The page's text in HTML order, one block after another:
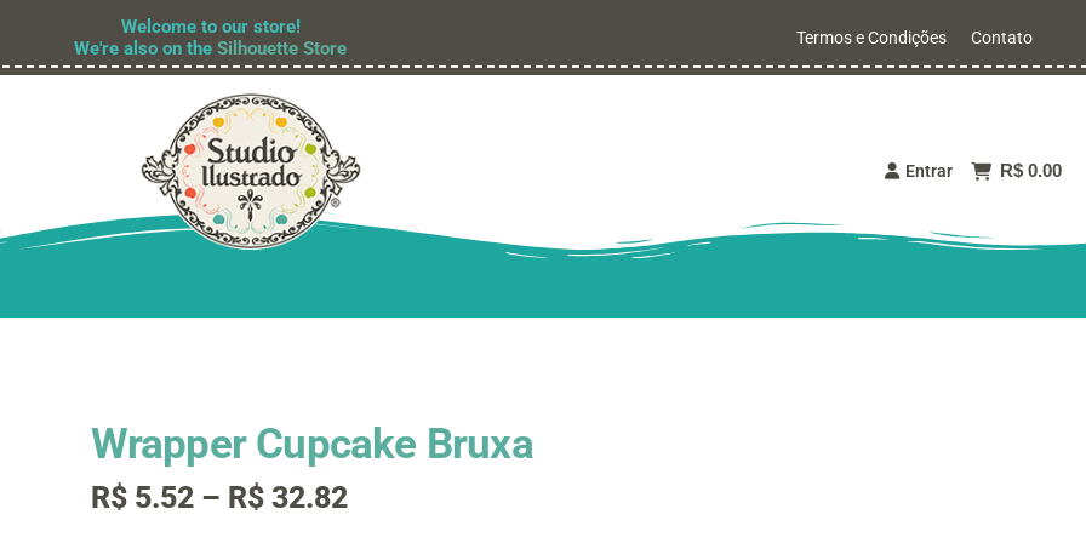
Welcome to our store!
We're also on theSilhouette Store Termos e Condições Contato
Entrar R$ 0.00
Wrapper Cupcake Bruxa
R$5.52 – R$32.82Faixa